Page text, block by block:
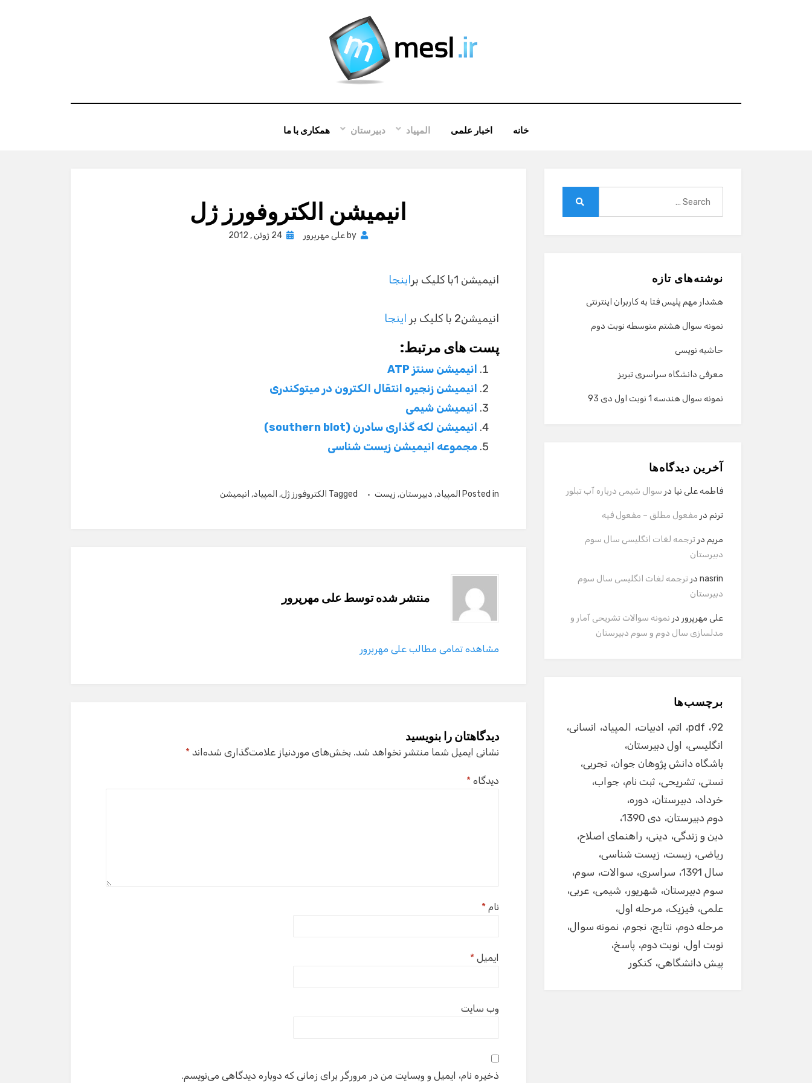
خانه اخبار علمی المپیاد دبیرستان همکاری با ما
انیمیشن الکتروفورز ژل
by علی مهرپرور
Posted
24 ژوئن , 2012
انیمیشن 1با کلیک بر اینجا
انیمیشن2 با کلیک بر اینجا
پست های مرتبط:
انیمیشن سنتز ATP
انیمیشن زنجیره انتقال الکترون در میتوکندری
انیمیشن شیمی
انیمیشن لکه گذاری سادرن (southern blot)
مجموعه انیمیشن زیست شناسی
Posted in المپیاد, دبیرستان, زیست Tagged الکتروفورز ژل, المپیاد, انیمیشن
منتشر شده توسطعلی مهرپرور
مشاهده تمامی مطالب علی مهرپرور
دیدگاهتان را بنویسید
نشانی ایمیل شما منتشر نخواهد شد. بخش‌های موردنیاز علامت‌گذاری شده‌اند*
دیدگاه*
نام*
ایمیل*
وب‌ سایت
ذخیره نام، ایمیل و وبسایت من در مرورگر برای زمانی که دوباره دیدگاهی می‌نویسم.
نوشته‌های تازه
هشدار مهم پلیس فتا به کاربران اینترنتی
نمونه سوال هشتم متوسطه نوبت دوم
حاشیه نویسی
معرفی دانشگاه سراسری تبریز
نمونه سوال هندسه 1 نوبت اول دی 93
آخرین دیدگاه‌ها
فاطمه علی نیا در سوال شیمی درباره آب تبلور
ترنم در مفعول مطلق – مفعول فیه
مریم در ترجمه لغات انگلیسی سال سوم
دبیرستان
nasrin در ترجمه لغات انگلیسی سال سوم
دبیرستان
علی مهرپرور در نمونه سوالات تشریحی آمار و
مدلسازی سال دوم و سوم دبیرستان
برچسب‌ها
92
pdf اتم ادبیات المپیاد
انسانی
انگلیسی
اول دبیرستان
باشگاه دانش پژوهان جوان تجربی
تستی تشریحی ثبت نام جواب
خرداد دبیرستان دوره
دوم دبیرستان دی 1390
دین و زندگی دینی راهنمای اصلاح
ریاضی زیست زیست شناسی
سال 1391
سراسری سوالات سوم
سوم دبیرستان شهریور شیمی عربی
علمی فیزیک مرحله اول
مرحله دوم نتایج نجوم نمونه سوال
نوبت اول نوبت دوم پاسخ
پیش دانشگاهی کنکور